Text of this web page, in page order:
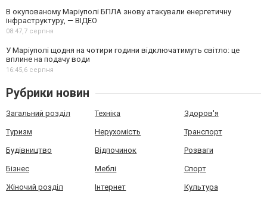
В окупованому Маріуполі БПЛА знову атакували енергетичну
інфраструктуру, — ВІДЕО
08:47,7 серпня
У Маріуполі щодня на чотири години відключатимуть світло: це
вплине на подачу води
16:45,6 серпня
Рубрики новин
Загальний розділ Техніка Здоров'я
Туризм Нерухомість Транспорт
Будівництво Відпочинок Розваги
Бізнес Меблі Спорт
Жіночий розділ Інтернет Культура